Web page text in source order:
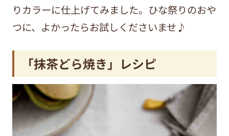
りカラーに仕上げてみました。ひな祭りのおや
つに、よかったらお試しくださいませ♪
「抹茶どら焼き」レシピ